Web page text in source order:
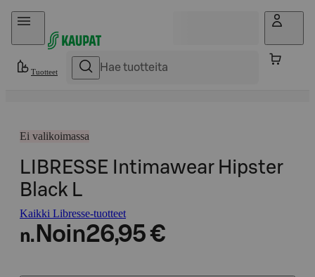
Hyppää sisältöön
Tuotteet
Ei valikoimassa
LIBRESSE Intimawear Hipster
Black L
Kaikki Libresse-tuotteet
n. Noin26,95 €